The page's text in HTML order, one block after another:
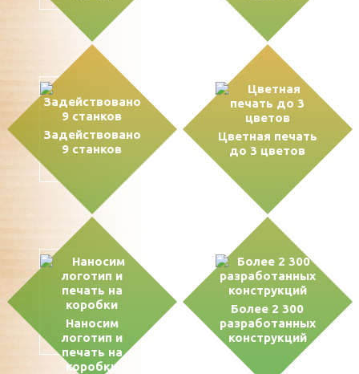
Задействовано
9 станков
Цветная печать
до 3 цветов
Наносим
логотип и
печать на
коробки
Более 2 300
разработанных
конструкций